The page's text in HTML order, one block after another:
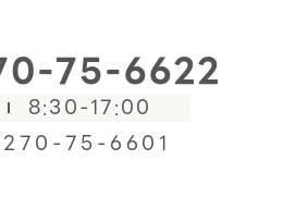
75-6622
8:30-17:00
75-6601